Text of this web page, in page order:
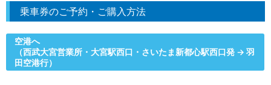
乗車券のご予約・ご購入方法
空港へ
（西武大宮営業所・大宮駅西口・さいたま新都心駅西口発 → 羽
田空港行）